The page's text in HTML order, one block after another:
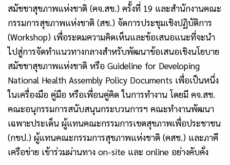
สมัชชาสุขภาพแห่งชาติ (คจ.สช.) ครั้งที่ 19 และสำนักงานคณะ
กรรมการสุขภาพแห่งชาติ (สช.) จัดการประชุมเชิงปฏิบัติการ
(Workshop) เพื่อระดมความคิดเห็นและข้อเสนอแนะที่จะนำ
ไปสู่การจัดทำแนวทางกลางสำหรับพัฒนาข้อเสนอเชิงนโยบาย
สมัชชาสุขภาพแห่งชาติ หรือ Guideline for Developing
National Health Assembly Policy Documents เพื่อเป็นหนึ่ง
ในเครื่องมือ คู่มือ หรือเพื่อนคู่คิด ในการทำงาน โดยมี คจ.สช.
คณะอนุกรรมการสนับสนุนกระบวนการฯ คณะทำงานพัฒนา
เฉพาะประเด็น ผู้แทนคณะกรรมการเขตสุขภาพเพื่อประชาชน
(กขป.) ผู้แทนคณะกรรมการสุขภาพแห่งชาติ (คสช.) และภาคี
เครือข่าย เข้าร่วมผ่านทาง on-site และ online อย่างคับคั่ง